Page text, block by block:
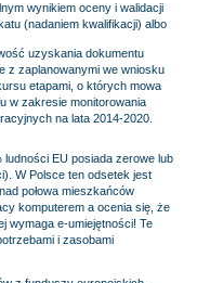
wynikiem oceny i walidacji
(nadaniem kwalifikacji) albo
uzyskania dokumentu
z zaplanowanymi we wniosku
etapami, o których mowa
w zakresie monitorowania
na lata 2014-2020.
ludności EU posiada zerowe lub
W Polsce ten odsetek jest
połowa mieszkańców
komputerem a ocenia się, że
wymaga e-umiejętności! Te
i zasobami